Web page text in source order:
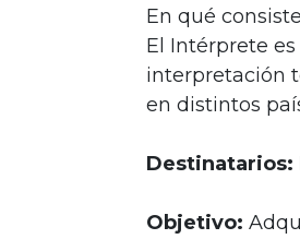
En qué
El Intérprete
interpretación
en distintos
Objetivo: